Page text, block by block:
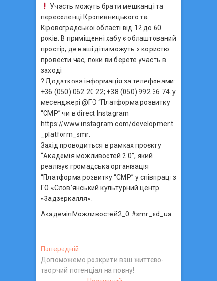
Участь можуть брати мешканці та
переселенці Кропивницького та
Кіровоградської області від 12 до 60
років. В приміщенні хабу є облаштований
простір, де ваші діти можуть з користю
провести час, поки ви берете участь в
заході.
? Додаткова інформація за телефонами:
+36 (050) 062 20 22; +38 (050) 992 36 74; у
месенджері @ГО “Платформа розвитку
“СМР” чи в direct Instagram
https://www.instagram.com/development
_platform_smr.
Захід проводиться в рамках проєкту
“Академія можливостей 2.0”, який
реалізує громадська організація
“Платформа розвитку “СМР” у співпраці з
ГО «Слов’янський культурний центр
«Задзеркалля».
АкадеміяМожливостей2_0 #smr_sd_ua
Н
а
Попередній
о
п
Допоможемо розкрити ваш життєво-
творчий потенціал на повну!